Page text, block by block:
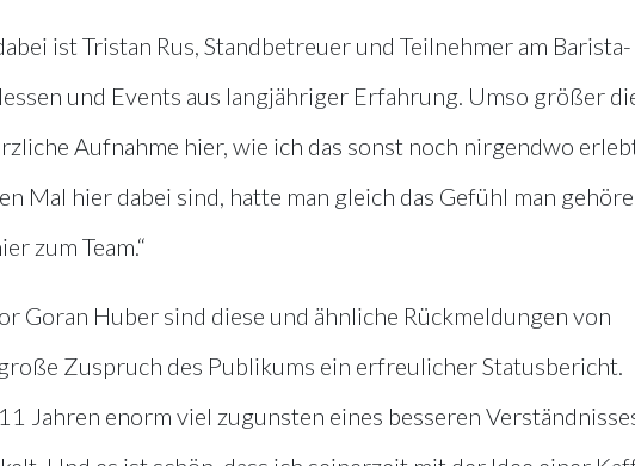
ist Tristan Rus, Standbetreuer und Teilnehmer am Barista-
und Events aus langjähriger Erfahrung. Umso größer
Aufnahme hier, wie ich das sonst noch nirgendwo
Mal hier dabei sind, hatte man gleich das Gefühl man gehöre
zum Team.“
Goran Huber sind diese und ähnliche Rückmeldungen von
Zuspruch des Publikums ein erfreulicher Statusbericht.
11 Jahren enorm viel zugunsten eines besseren